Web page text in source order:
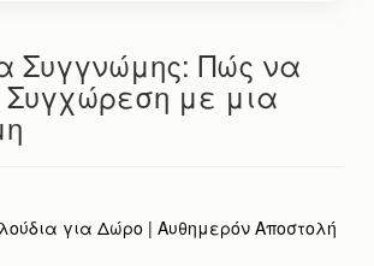
Συγγνώμης: Πώς να
Συγχώρεση με μια
για Δώρο | Αυθημερόν Αποστολή